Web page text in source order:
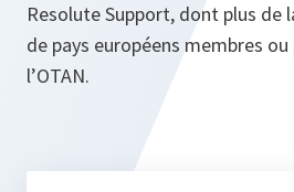
Resolute Support, dont plus de
de pays européens membres
l’OTAN.